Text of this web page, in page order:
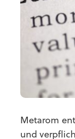
Metarom
und